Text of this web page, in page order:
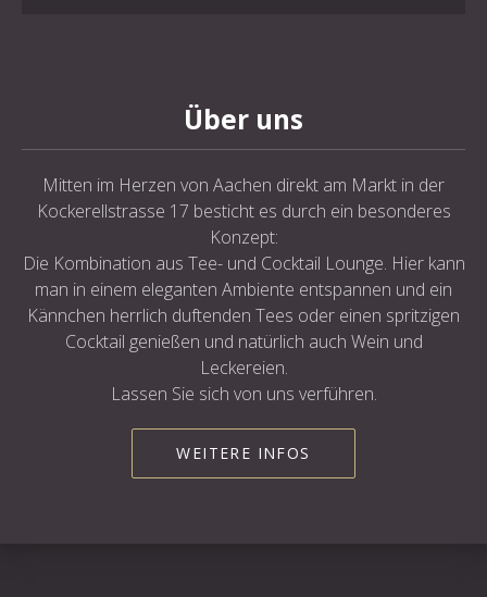
Über uns
Mitten im Herzen von Aachen direkt am Markt in der
Kockerellstrasse 17 besticht es durch ein besonderes
Konzept:
Die Kombination aus Tee- und Cocktail Lounge. Hier kann
man in einem eleganten Ambiente entspannen und ein
Kännchen herrlich duftenden Tees oder einen spritzigen
Cocktail genießen und natürlich auch Wein und
Leckereien.
Lassen Sie sich von uns verführen.
WEITERE INFOS